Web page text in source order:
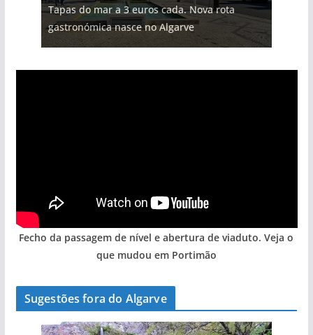
Tapas do mar a 3 euros cada. Nova rota
gastronómica nasce no Algarve
Fecho da passagem de nível e abertura de viaduto. Veja o
que mudou em Portimão
Sugestões fora do Algarve